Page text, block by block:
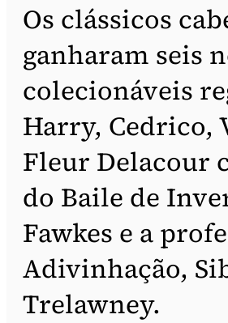
Os clássicos
ganharam seis
colecionáveis
Harry, Cedrico,
Fleur Delacour
do Baile de
Fawkes e a
Adivinhação,
Trelawney.